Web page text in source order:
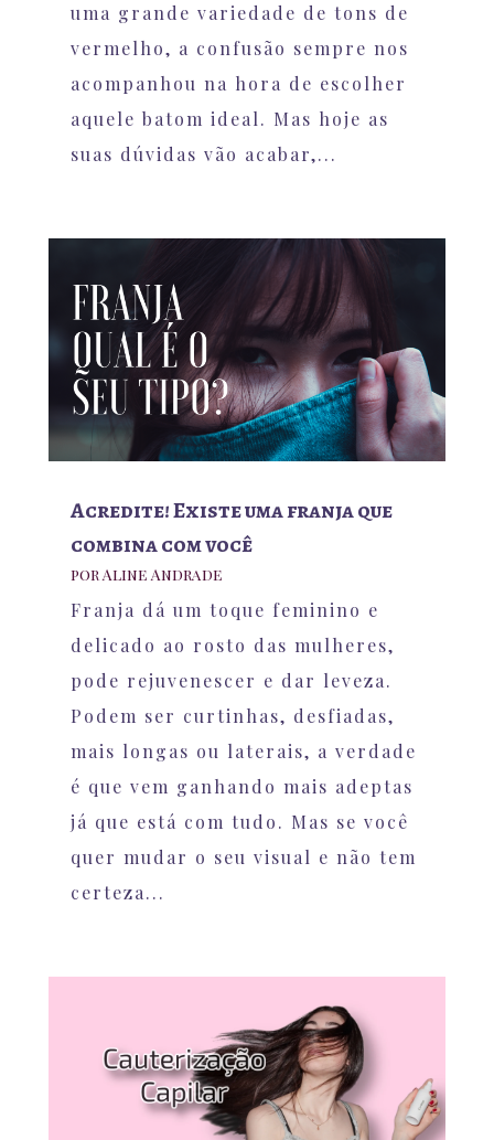
uma grande variedade de tons de
vermelho, a confusão sempre nos
acompanhou na hora de escolher
aquele batom ideal. Mas hoje as
suas dúvidas vão acabar,...
Acredite! Existe uma franja que
combina com você
porAline Andrade
Franja dá um toque feminino e
delicado ao rosto das mulheres,
pode rejuvenescer e dar leveza.
Podem ser curtinhas, desfiadas,
mais longas ou laterais, a verdade
é que vem ganhando mais adeptas
já que está com tudo. Mas se você
quer mudar o seu visual e não tem
certeza...